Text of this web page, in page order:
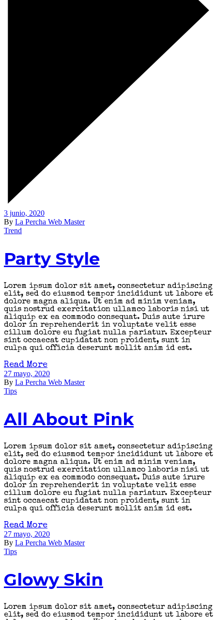
3 junio, 2020
By La Percha Web Master
Trend
Party Style
Lorem ipsum dolor sit amet, consectetur adipiscing
elit, sed do eiusmod tempor incididunt ut labore et
dolore magna aliqua. Ut enim ad minim veniam,
quis nostrud exercitation ullamco laboris nisi ut
aliquip ex ea commodo consequat. Duis aute irure
dolor in reprehenderit in voluptate velit esse
cillum dolore eu fugiat nulla pariatur. Excepteur
sint occaecat cupidatat non proident, sunt in
culpa qui officia deserunt mollit anim id est.
Read More
27 mayo, 2020
By La Percha Web Master
Tips
All About Pink
Lorem ipsum dolor sit amet, consectetur adipiscing
elit, sed do eiusmod tempor incididunt ut labore et
dolore magna aliqua. Ut enim ad minim veniam,
quis nostrud exercitation ullamco laboris nisi ut
aliquip ex ea commodo consequat. Duis aute irure
dolor in reprehenderit in voluptate velit esse
cillum dolore eu fugiat nulla pariatur. Excepteur
sint occaecat cupidatat non proident, sunt in
culpa qui officia deserunt mollit anim id est.
Read More
27 mayo, 2020
By La Percha Web Master
Tips
Glowy Skin
Lorem ipsum dolor sit amet, consectetur adipiscing
elit, sed do eiusmod tempor incididunt ut labore et